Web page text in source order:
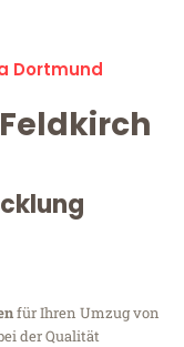
Dortmund
für Ihren Umzug von
der Qualität